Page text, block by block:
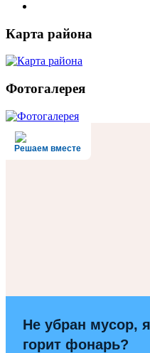
Карта района
Фотогалерея
Решаем вместе
Не убран мусор,
горит фонарь?